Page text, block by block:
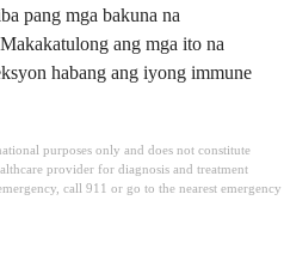
pang mga bakuna na
ang mga ito na
habang ang iyong immune
purposes only and does not constitute
provider for diagnosis and treatment
call 911 or go to the nearest emergency